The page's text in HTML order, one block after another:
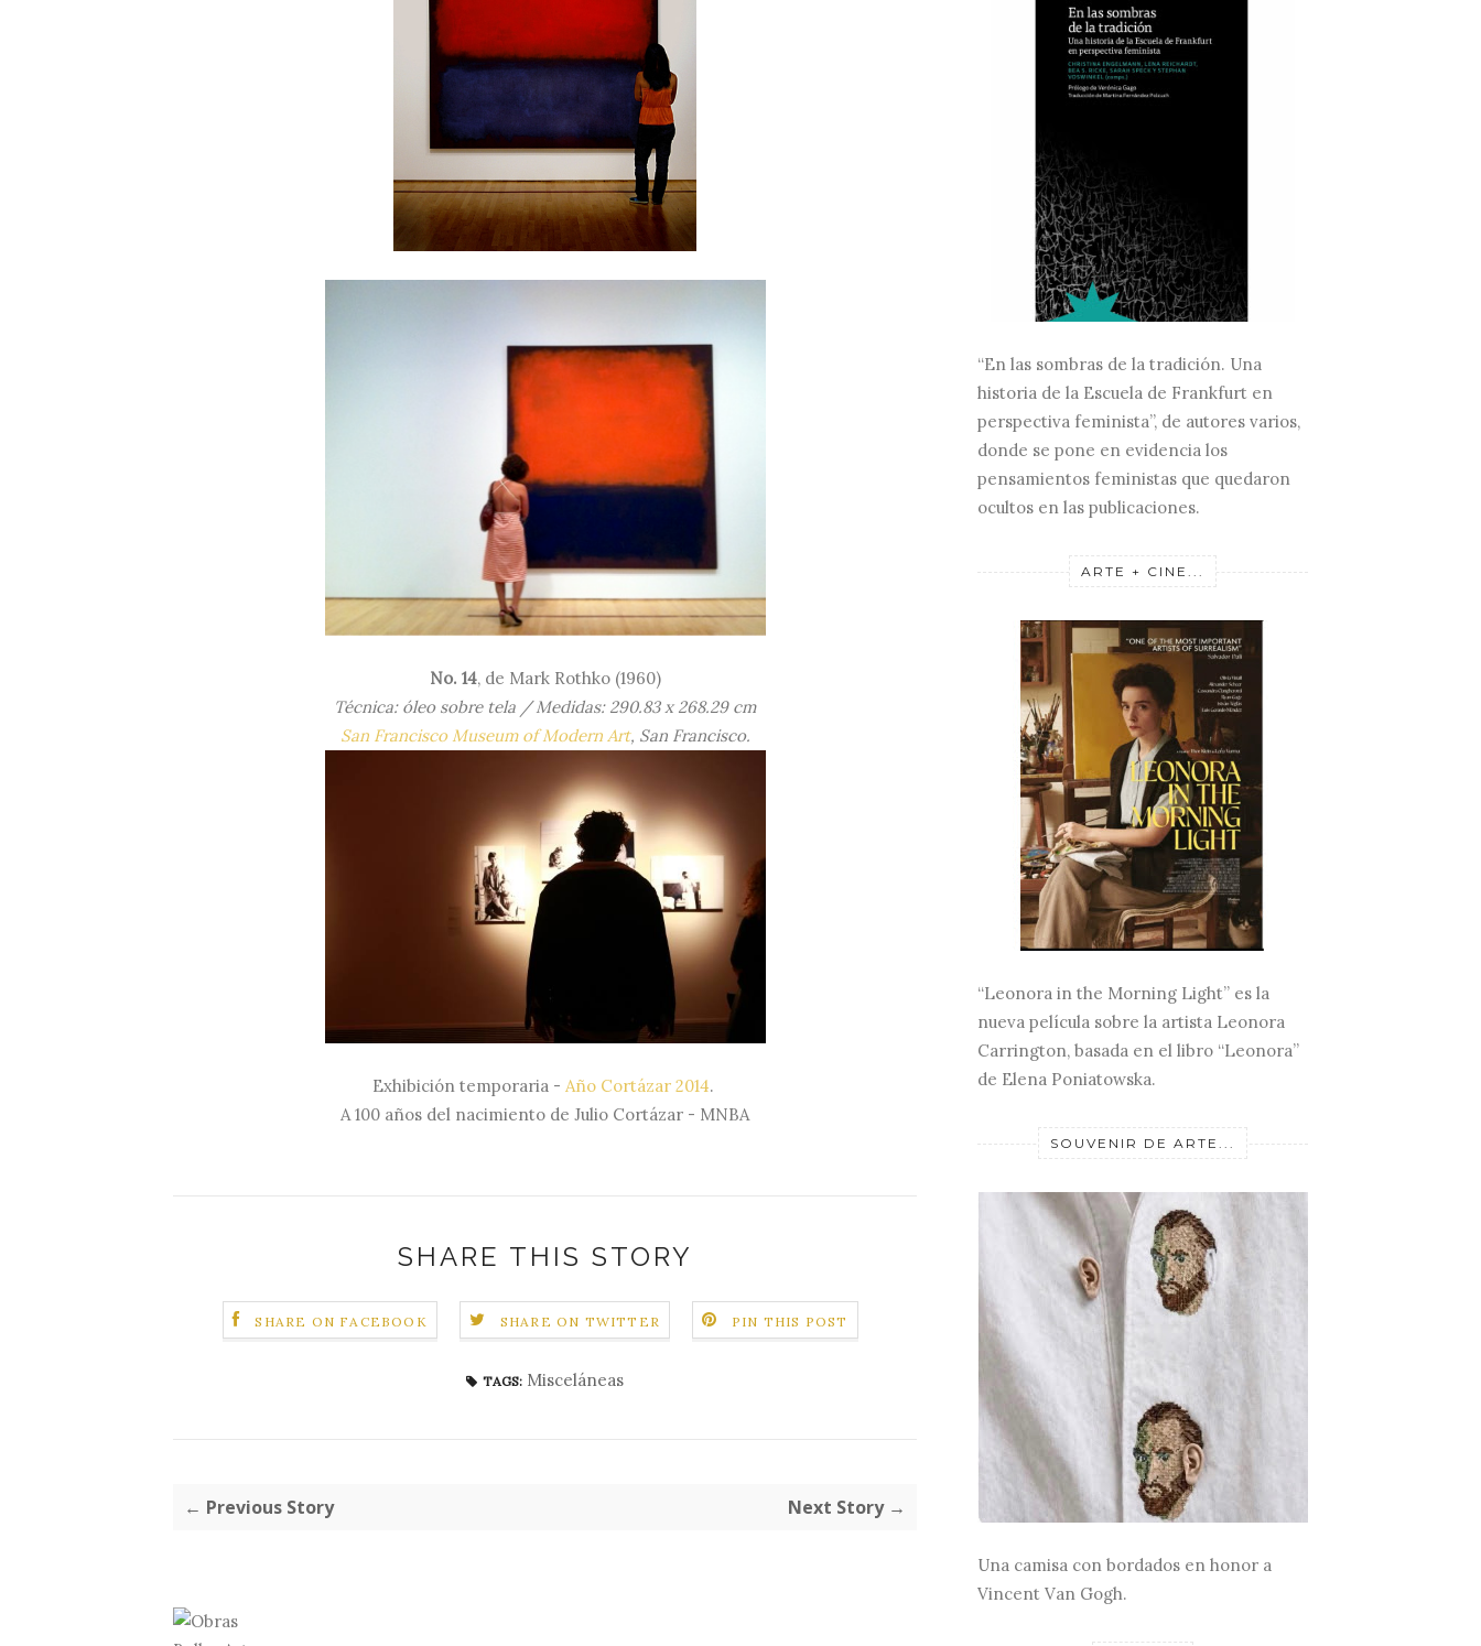
No. 14, de Mark Rothko (1960)
Técnica: óleo sobre tela / Medidas: 290.83 x 268.29 cm
San Francisco Museum of Modern Art, San Francisco.
Exhibición temporaria- Año Cortázar 2014.
A 100 años del nacimiento de Julio Cortázar - MNBA
SHARE THIS STORY
SHARE ON FACEBOOK SHARE ON TWITTER PIN THIS POST
TAGS: Misceláneas
← Previous Story Next Story →
“En las sombras de la tradición. Una
historia de la Escuela de Frankfurt en
perspectiva feminista”, de autores varios,
donde se pone en evidencia los
pensamientos feministas que quedaron
ocultos en las publicaciones.
ARTE + CINE...
“Leonora in the Morning Light” es la
nueva película sobre la artista Leonora
Carrington, basada en el libro “Leonora”
de Elena Poniatowska.
SOUVENIR DE ARTE...
Una camisa con bordados en honor a
Vincent Van Gogh.